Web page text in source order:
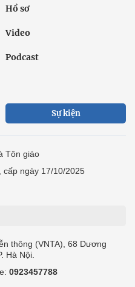
Hồ sơ
Video
Podcast
Sự kiện
Tôn giáo
cấp ngày 17/10/2025
thông (VNTA), 68 Dương
Hà Nội.
0923457788